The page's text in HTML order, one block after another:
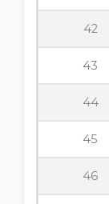
42
43
44
45
46